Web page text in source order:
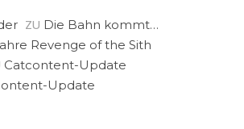
ZU Die Bahn kommt…
Revenge of the Sith
Catcontent-Update
Update